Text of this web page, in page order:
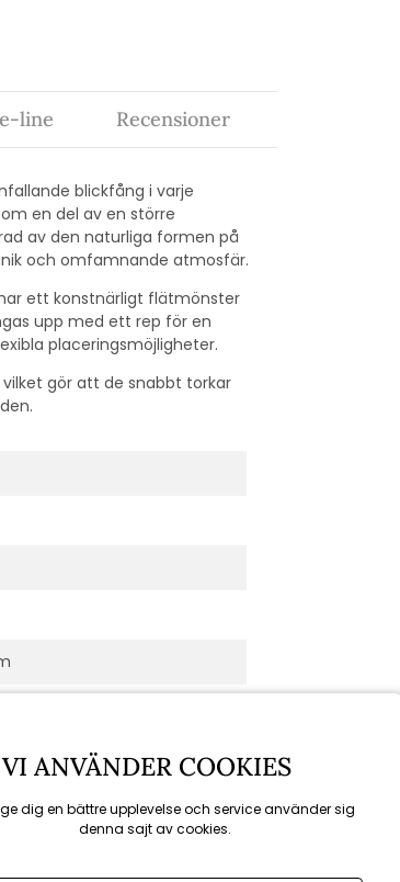
blickfång i varje
en del av en större
av den naturliga formen på
och omfamnande atmosfär.
ett konstnärligt flätmönster
upp med ett rep för en
placeringsmöjligheter.
gör att de snabbt torkar
line Recensioner
VI ANVÄNDER COOKIES
dig en bättre upplevelse och service använder sig
denna sajt av cookies.